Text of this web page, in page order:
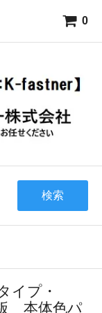
0
検索
イプ・
本体色パ